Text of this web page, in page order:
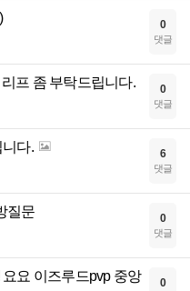
0
댓글
프 좀 부탁드립니다. 0
댓글
다. 6
댓글
질문 0
댓글
요 이즈루드pvp 중앙
0